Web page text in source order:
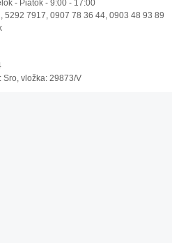
- Piatok - 9:00 - 17:00
5292 7917, 0907 78 36 44, 0903 48 93 89
Sro, vložka: 29873/V